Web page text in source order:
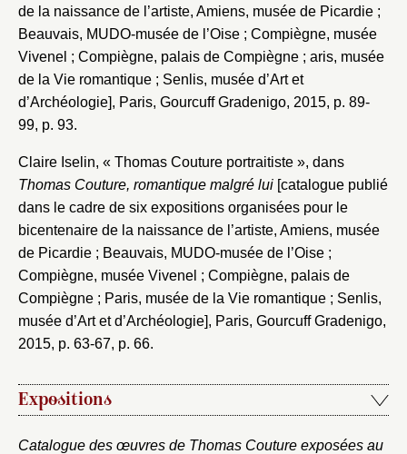
de la naissance de l’artiste, Amiens, musée de Picardie ;
Beauvais, MUDO-musée de l’Oise ; Compiègne, musée
Vivenel ; Compiègne, palais de Compiègne ; aris, musée
de la Vie romantique ; Senlis, musée d’Art et
d’Archéologie], Paris, Gourcuff Gradenigo, 2015, p. 89-
99, p. 93.
Claire Iselin, « Thomas Couture portraitiste », dans
Thomas Couture, romantique malgré lui [catalogue publié
dans le cadre de six expositions organisées pour le
bicentenaire de la naissance de l’artiste, Amiens, musée
de Picardie ; Beauvais, MUDO-musée de l’Oise ;
Compiègne, musée Vivenel ; Compiègne, palais de
Compiègne ; Paris, musée de la Vie romantique ; Senlis,
musée d’Art et d’Archéologie], Paris, Gourcuff Gradenigo,
2015, p. 63-67, p. 66.
Expositions
Catalogue des œuvres de Thomas Couture exposées au